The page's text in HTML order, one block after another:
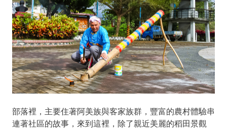
部落裡，主要住著阿美族與客家族群，豐富的農村體驗串
連著社區的故事，來到這裡，除了親近美麗的稻田景觀